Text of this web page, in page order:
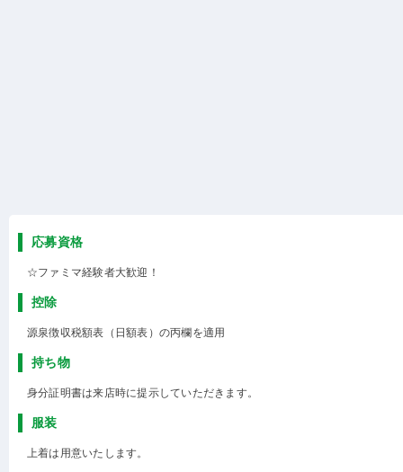
応募資格
☆ファミマ経験者大歓迎！
控除
源泉徴収税額表（日額表）の丙欄を適用
持ち物
身分証明書は来店時に提示していただきます。
服装
上着は用意いたします。